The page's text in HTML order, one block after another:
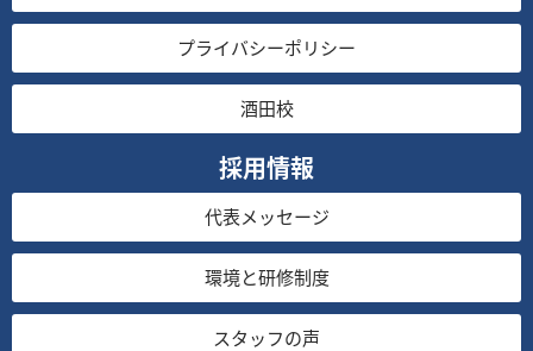
プライバシーポリシー
酒田校
採用情報
代表メッセージ
環境と研修制度
スタッフの声